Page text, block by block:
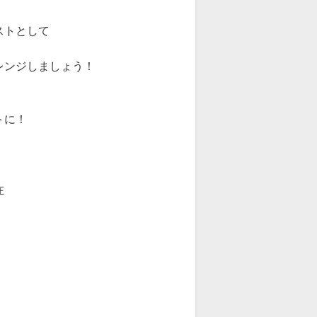
として
ジしましょう！
！